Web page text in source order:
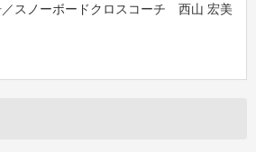
／スノーボードクロスコーチ 西山 宏美